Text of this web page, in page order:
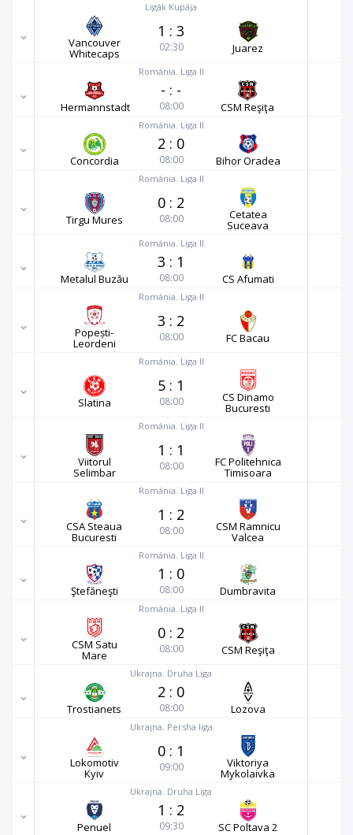
Ligák Kupája
Vancouver
Whitecaps
1 : 3
02:30 Juarez
Románia. Liga II
Hermannstadt
- : -
08:00 CSM Reşiţa
Románia. Liga II
Concordia
2 : 0
08:00 Bihor Oradea
Románia. Liga II
Tirgu Mures
0 : 2
08:00 Cetatea
Suceava
Románia. Liga II
Metalul Buzău
3 : 1
08:00 CS Afumati
Románia. Liga II
Popești-
Leordeni
3 : 2
08:00 FC Bacau
Románia. Liga II
Slatina
5 : 1
08:00 CS Dinamo
Bucuresti
Románia. Liga II
Viitorul
Selimbar
1 : 1
08:00 FC Politehnica
Timisoara
Románia. Liga II
CSA Steaua
Bucuresti
1 : 2
08:00 CSM Ramnicu
Valcea
Románia. Liga II
Ştefăneşti
1 : 0
08:00 Dumbravita
Románia. Liga II
CSM Satu
Mare
0 : 2
08:00 CSM Reşiţa
Ukrajna. Druha Liga
Trostianets
2 : 0
08:00 Lozova
Ukrajna. Persha liga
Lokomotiv
Kyiv
0 : 1
09:00 Viktoriya
Mykolaivka
Ukrajna. Druha Liga
Penuel
1 : 2
09:30 SC Poltava 2